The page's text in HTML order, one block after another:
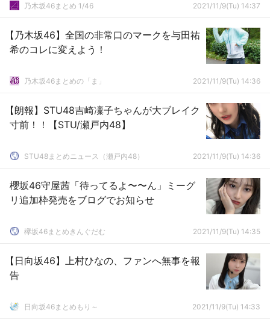
乃木坂46まとめ 1/46 2021/11/9(Tu) 14:37
【乃木坂46】全国の非常口のマークを与田祐
希のコレに変えよう！
乃木坂46まとめの「ま」 2021/11/9(Tu) 14:36
【朗報】STU48吉崎凜子ちゃんが大ブレイク
寸前！！【STU/瀬戸内48】
STU48まとめニュース（瀬戸内48） 2021/11/9(Tu) 14:36
櫻坂46守屋茜「待ってるよ〜〜ん」ミーグ
リ追加枠発売をブログでお知らせ
欅坂46まとめきんぐだむ 2021/11/9(Tu) 14:35
【日向坂46】上村ひなの、ファンへ無事を報
告
日向坂46まとめもり～ 2021/11/9(Tu) 14:33